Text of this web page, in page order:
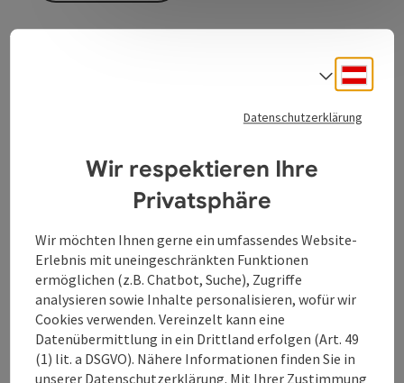
Kontakt
Anreise/Lage
Preise
Datenschutzerklärung
Wir respektieren Ihre
Privatsphäre
Wir möchten Ihnen gerne ein umfassendes Website-
Erlebnis mit uneingeschränkten Funktionen
ermöglichen (z.B. Chatbot, Suche), Zugriffe
analysieren sowie Inhalte personalisieren, wofür wir
Cookies verwenden. Vereinzelt kann eine
Datenübermittlung in ein Drittland erfolgen (Art. 49
(1) lit. a DSGVO). Nähere Informationen finden Sie in
unserer Datenschutzerklärung. Mit Ihrer Zustimmung